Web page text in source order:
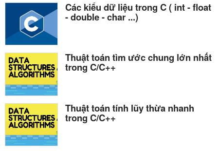
Các kiểu dữ liệu trong C ( int - float
- double - char ...)
Thuật toán tìm ước chung lớn nhất
trong C/C++
Thuật toán tính lũy thừa nhanh
trong C/C++